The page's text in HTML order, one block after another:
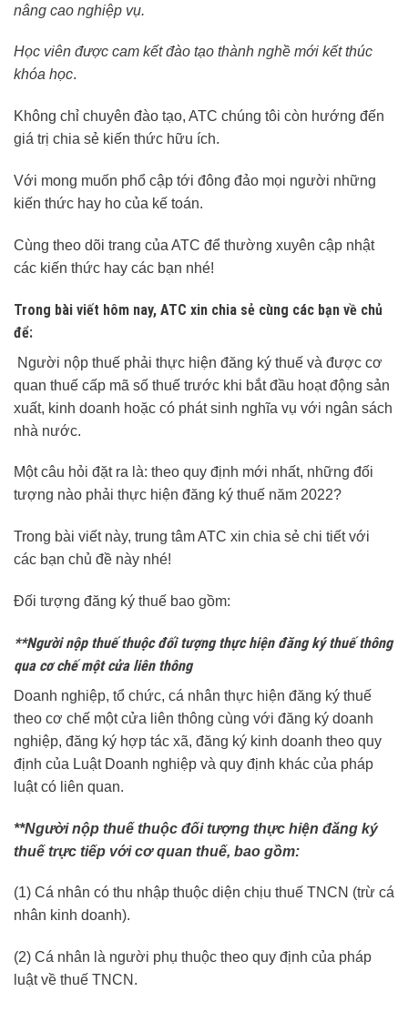
nâng cao nghiệp vụ.
Học viên được cam kết đào tạo thành nghề mới kết thúc
khóa học.
Không chỉ chuyên đào tạo, ATC chúng tôi còn hướng đến
giá trị chia sẻ kiến thức hữu ích.
Với mong muốn phổ cập tới đông đảo mọi người những
kiến thức hay ho của kế toán.
Cùng theo dõi trang của ATC để thường xuyên cập nhật
các kiến thức hay các bạn nhé!
Trong bài viết hôm nay, ATC xin chia sẻ cùng các bạn về chủ
để:
Người nộp thuế phải thực hiện đăng ký thuế và được cơ
quan thuế cấp mã số thuế trước khi bắt đầu hoạt động sản
xuất, kinh doanh hoặc có phát sinh nghĩa vụ với ngân sách
nhà nước.
Một câu hỏi đặt ra là: theo quy định mới nhất, những đối
tượng nào phải thực hiện đăng ký thuế năm 2022?
Trong bài viết này, trung tâm ATC xin chia sẻ chi tiết với
các bạn chủ đề này nhé!
Đối tượng đăng ký thuế bao gồm:
**Người nộp thuế thuộc đối tượng thực hiện đăng ký thuế thông
qua cơ chế một cửa liên thông
Doanh nghiệp, tổ chức, cá nhân thực hiện đăng ký thuế
theo cơ chế một cửa liên thông cùng với đăng ký doanh
nghiệp, đăng ký hợp tác xã, đăng ký kinh doanh theo quy
định của Luật Doanh nghiệp và quy định khác của pháp
luật có liên quan.
**Người nộp thuế thuộc đối tượng thực hiện đăng ký
thuế trực tiếp với cơ quan thuế, bao gồm:
(1) Cá nhân có thu nhập thuộc diện chịu thuế TNCN (trừ cá
nhân kinh doanh).
(2) Cá nhân là người phụ thuộc theo quy định của pháp
luật về thuế TNCN.